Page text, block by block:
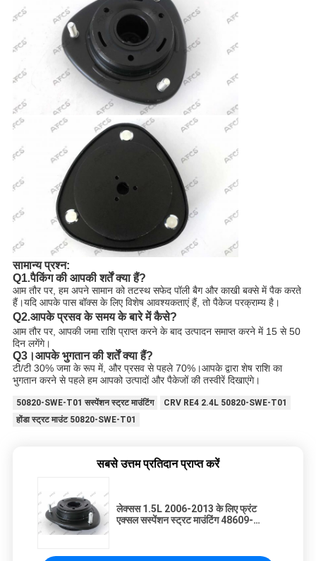
सामान्य प्रश्न:
Q1.पैकिंग की आपकी शर्तें क्या हैं?
आम तौर पर, हम अपने सामान को तटस्थ सफेद पॉली बैग और काखी बक्से में पैक करते
हैं।यदि आपके पास बॉक्स के लिए विशेष आवश्यकताएं हैं, तो पैकेज परक्राम्य है।
Q2.आपके प्रसव के समय के बारे में कैसे?
आम तौर पर, आपकी जमा राशि प्राप्त करने के बाद उत्पादन समाप्त करने में 15 से 50
दिन लगेंगे।
Q3।आपके भुगतान की शर्तें क्या हैं?
टी/टी 30% जमा के रूप में, और प्रसव से पहले 70%।आपके द्वारा शेष राशि का
भुगतान करने से पहले हम आपको उत्पादों और पैकेजों की तस्वीरें दिखाएंगे।
50820-SWE-T01 सस्पेंशन स्ट्रट माउंटिंग
CRV RE4 2.4L 50820-SWE-T01
होंडा स्ट्रट माउंट 50820-SWE-T01
सबसे उत्तम प्रतिदान प्राप्त करें
लेक्सस 1.5L 2006-2013 के लिए फ्रंट
एक्सल सस्पेंशन स्ट्रट माउंटिंग 48609-